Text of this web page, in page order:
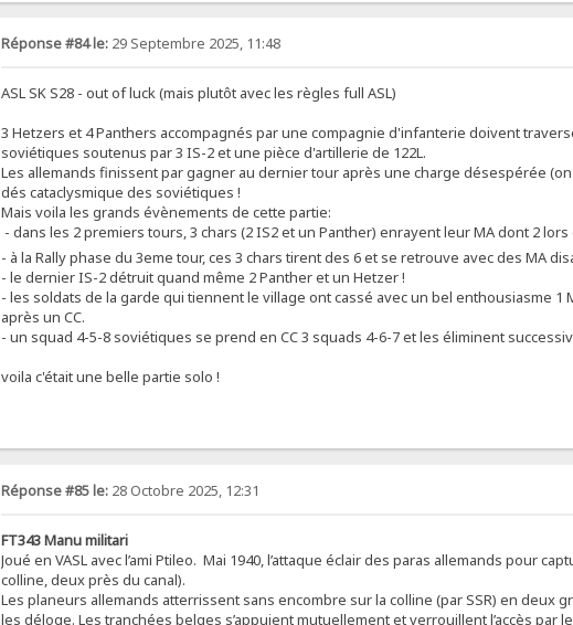
Réponse #84 le:29 Septembre 2025, 11:48
ASL SK S28 - out of luck (mais plutôt avec les règles full ASL)
3 Hetzers et 4 Panthers accompagnés par une compagnie d'infanterie doivent
soviétiques soutenus par 3 IS-2 et une pièce d'artillerie de 122L.
Les allemands finissent par gagner au dernier tour après une charge désespérée
dés cataclysmique des soviétiques !
Mais voila les grands évènements de cette partie:
- dans les 2 premiers tours, 3 chars (2 IS2 et un Panther) enrayent leur MA dont 2
- à la Rally phase du 3eme tour, ces 3 chars tirent des 6 et se retrouve avec des MA
- le dernier IS-2 détruit quand même 2 Panther et un Hetzer !
- les soldats de la garde qui tiennent le village ont cassé avec un bel enthousiasme
après un CC.
- un squad 4-5-8 soviétiques se prend en CC 3 squads 4-6-7 et les éliminent
voila c'était une belle partie solo !
Réponse #85 le:28 Octobre 2025, 12:31
FT343 Manu militari
Joué en VASL avec l’ami Ptileo. Mai 1940, l’attaque éclair des paras allemands pour
colline, deux près du canal).
Les planeurs allemands atterrissent sans encombre sur la colline (par SSR) en
les déloge. Les tranchées belges s’appuient mutuellement et verrouillent l’accès